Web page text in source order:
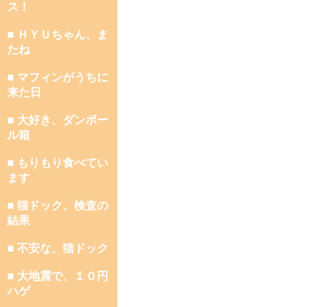
ス！
■ ＨＹＵちゃん、ま
たね
■ マフィンがうちに
来た日
■ 大好き、ダンボー
ル箱
■ もりもり食べてい
ます
■ 猫ドック、検査の
結果
■ 不安な、猫ドック
■ 大地震で、１０円
ハゲ